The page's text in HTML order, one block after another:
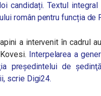
candidați. Textul
român pentru funcția
a intervenit în cadrul
Interpelarea a
preşedintelui de
scrie Digi24.